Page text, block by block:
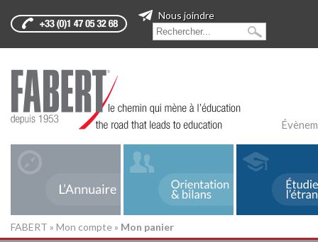
Nous joindre
FABERT » Mon compte » Mon panier